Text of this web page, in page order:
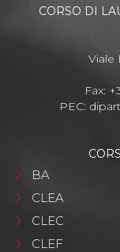
CORSO DI
Viale
Fax:
PEC:
BA
CLEA
CLEC
CLEF